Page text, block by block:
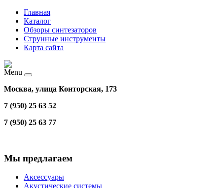
Главная
Каталог
Обзоры синтезаторов
Струнные инструменты
Карта сайта
Menu
Москва, улица Конторская, 173
7 (950) 25 63 52
7 (950) 25 63 77
Мы предлагаем
Аксессуары
Акустические системы